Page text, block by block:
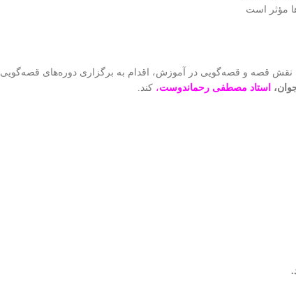
مؤثر است
نقش قصه و قصه‌گویی در آموزش، اقدام به برگزاری دوره‌های قصه‌گویی
استاد مصطفی رحماندوست، کند.